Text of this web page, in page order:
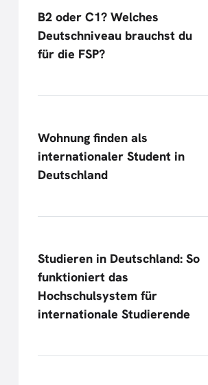
B2 oder C1? Welches
Deutschniveau brauchst du
für die FSP?
Wohnung finden als
internationaler Student in
Deutschland
Studieren in Deutschland: So
funktioniert das
Hochschulsystem für
internationale Studierende